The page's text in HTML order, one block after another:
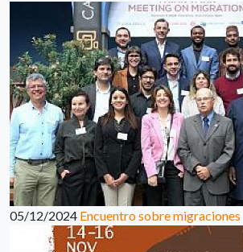
05/12/2024 Encuentro sobre migraciones